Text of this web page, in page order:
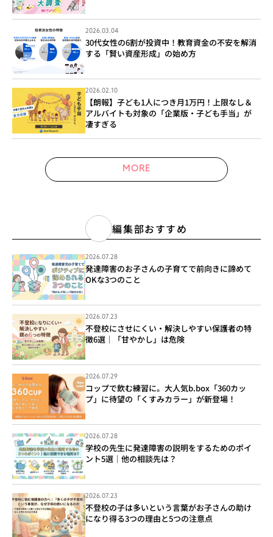
2026.03.04
30代女性の6割が投資中！教育資金の不安を解消
する「賢い資産形成」の始め方
2026.02.10
【朗報】子ども1人につき月1万円！上限なし＆
アルバイトも対象の「企業版・子ども手当」が
凄すぎる
MORE
編集部おすすめ
2026.07.28
発達障害のお子さんの子育てで前向きに諦めて
OKな3つのこと
2026.07.23
不登校にさせにくい・解決しやすい保護者の特
徴6選｜「甘やかし」は危険
2026.07.29
コップで飲む練習に。大人気b.box「360カッ
プ」に待望の「くすみカラー」が新登場！
2026.07.28
学校の先生に発達障害の説明をするためのポイ
ント5選｜他の相談先は？
2026.07.23
不登校の子は多いという言葉がお子さんの助け
になり得る3つの理由と5つの注意点